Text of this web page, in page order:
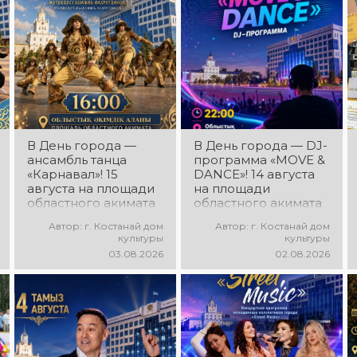
В День города —
ансамбль танца
«Карнавал»! 15
августа на площади
областного акимата
концертная
ансамбля танца
«Карнавал»!
ансамбля — Шамиль
Фахрутдинов. Вас
ждут зрелищные
хореографические
Автор: г. Костанай дом
культуры
03.08.2026
В День города — DJ-
программа «MOVE &
DANCE»! 14 августа
на площади
областного акимата
праздничная DJ-
программа! Вас ждут
современные
музыкальные хиты,
зажигательные
ритмы, мощная
энергия и яркие
эмоции!
Автор: г. Костанай дом
культуры
02.08.2026